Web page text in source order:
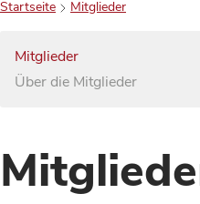
Startseite Mitglieder
Mitglieder
Über die Mitglieder